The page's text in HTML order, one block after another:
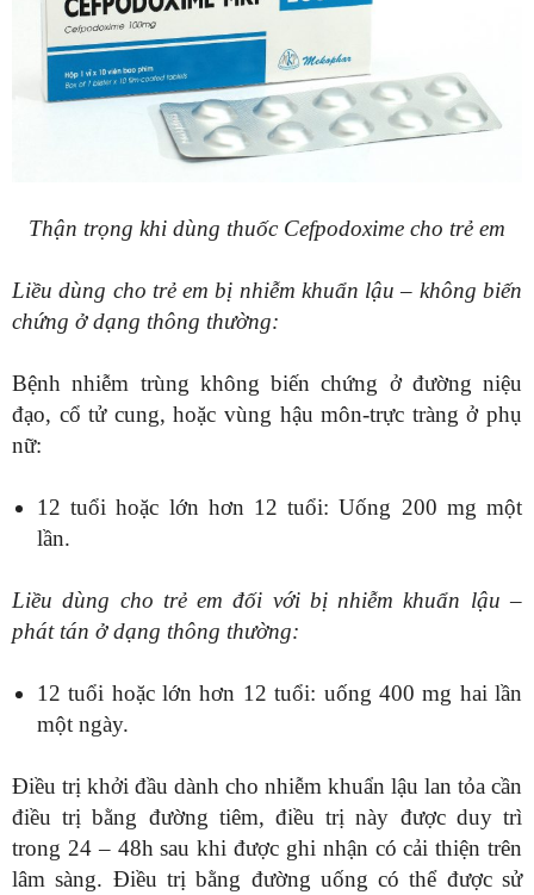
Thận trọng khi dùng thuốc Cefpodoxime cho trẻ em
Liều dùng cho trẻ em bị nhiễm khuẩn lậu – không biến
chứng ở dạng thông thường:
Bệnh nhiễm trùng không biến chứng ở đường niệu
đạo, cổ tử cung, hoặc vùng hậu môn-trực tràng ở phụ
nữ:
12 tuổi hoặc lớn hơn 12 tuổi: Uống 200 mg một
lần.
Liều dùng cho trẻ em đối với bị nhiễm khuẩn lậu –
phát tán ở dạng thông thường:
12 tuổi hoặc lớn hơn 12 tuổi: uống 400 mg hai lần
một ngày.
Điều trị khởi đầu dành cho nhiễm khuẩn lậu lan tỏa cần
điều trị bằng đường tiêm, điều trị này được duy trì
trong 24 – 48h sau khi được ghi nhận có cải thiện trên
lâm sàng. Điều trị bằng đường uống có thể được sử